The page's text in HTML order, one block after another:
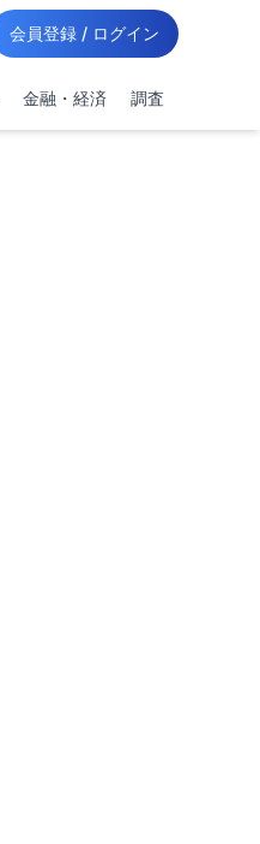
会員登録 / ログイン
金融・経済 調査